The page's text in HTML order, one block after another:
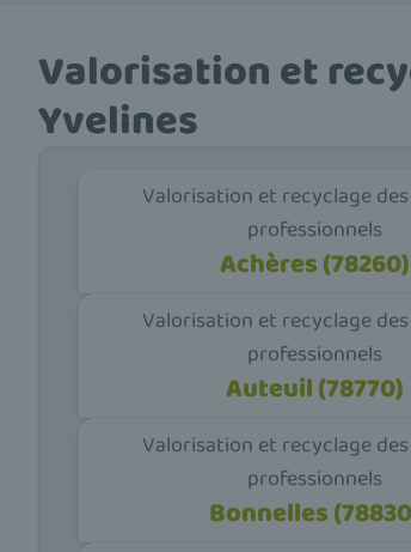
Valorisation et
Yvelines
Valorisation et recyclage
professionnels
Achères (78260)
Valorisation et recyclage
professionnels
Auteuil (78770)
Valorisation et recyclage
professionnels
Bonnelles